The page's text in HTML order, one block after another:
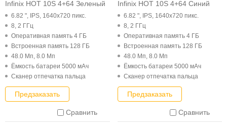
Infinix HOT 10S 4+64 Зеленый
6.82 ", IPS, 1640x720 пикс.
8, 2 ГГц
Оперативная память 4 ГБ
Встроенная память 128 ГБ
48.0 Мп, 8.0 Мп
Ёмкость батареи 5000 мАч
Cканер отпечатка пальца
Предзаказать
Сравнить
Infinix HOT 10S 4+64 Синий
6.82 ", IPS, 1640x720 пикс.
8, 2 ГГц
Оперативная память 4 ГБ
Встроенная память 128 ГБ
48.0 Мп, 8.0 Мп
Ёмкость батареи 5000 мАч
Cканер отпечатка пальца
Предзаказать
Сравнить